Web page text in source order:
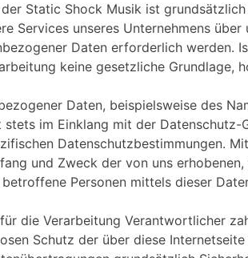
Static Shock Musik ist
Services unseres Unternehmens
Daten erforderlich werden.
keine gesetzliche Grundlage,
Daten, beispielsweise des
im Einklang mit der
Datenschutzbestimmungen.
und Zweck der von uns
Personen mittels dieser
die Verarbeitung Verantwortlicher
Schutz der über diese